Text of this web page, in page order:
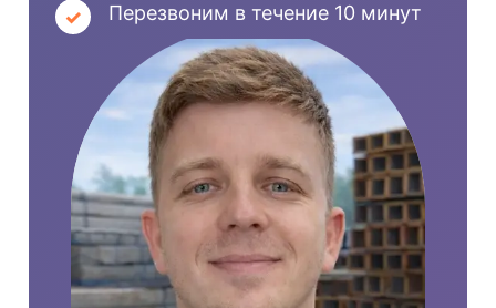
Перезвоним в течение 10 минут